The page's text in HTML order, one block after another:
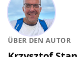
ÜBER DEN AUTOR